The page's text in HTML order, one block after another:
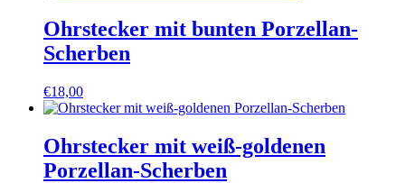
Ohrstecker mit bunten Porzellan-
Scherben
€18,00
Ohrstecker mit weiß-goldenen
Porzellan-Scherben